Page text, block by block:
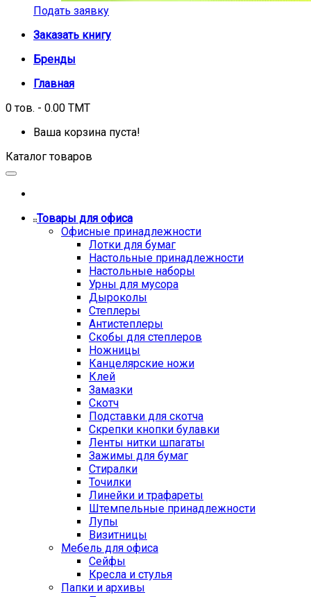
Подать заявку
Заказать книгу
Бренды
Главная
0 тов. - 0.00 TMT
Ваша корзина пуста!
Каталог товаров
Товары для офиса
Офисные принадлежности
Лотки для бумаг
Настольные принадлежности
Настольные наборы
Урны для мусора
Дыроколы
Степлеры
Антистеплеры
Скобы для степлеров
Ножницы
Канцелярские ножи
Клей
Замазки
Скотч
Подставки для скотча
Скрепки кнопки булавки
Ленты нитки шпагаты
Зажимы для бумаг
Стиралки
Точилки
Линейки и трафареты
Штемпельные принадлежности
Лупы
Визитницы
Мебель для офиса
Сейфы
Кресла и стулья
Папки и архивы